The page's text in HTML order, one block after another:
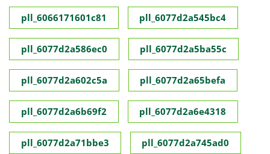
pll_6066171601c81 pll_6077d2a545bc4
pll_6077d2a586ec0 pll_6077d2a5ba55c
pll_6077d2a602c5a pll_6077d2a65befa
pll_6077d2a6b69f2 pll_6077d2a6e4318
pll_6077d2a71bbe3 pll_6077d2a745ad0